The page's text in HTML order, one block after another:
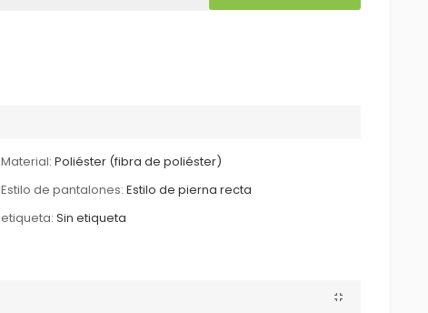
Material: Poliéster (fibra de poliéster)
Estilo de pantalones: Estilo de pierna recta
etiqueta: Sin etiqueta